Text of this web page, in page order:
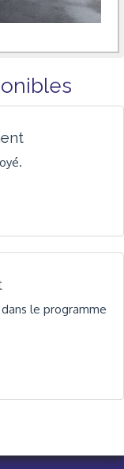
le programme